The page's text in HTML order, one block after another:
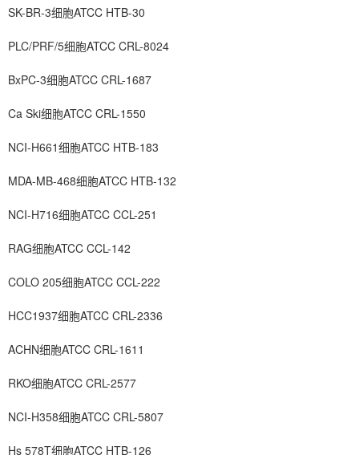
SK-BR-3细胞ATCC HTB-30
PLC/PRF/5细胞ATCC CRL-8024
BxPC-3细胞ATCC CRL-1687
Ca Ski细胞ATCC CRL-1550
NCI-H661细胞ATCC HTB-183
MDA-MB-468细胞ATCC HTB-132
NCI-H716细胞ATCC CCL-251
RAG细胞ATCC CCL-142
COLO 205细胞ATCC CCL-222
HCC1937细胞ATCC CRL-2336
ACHN细胞ATCC CRL-1611
RKO细胞ATCC CRL-2577
NCI-H358细胞ATCC CRL-5807
Hs 578T细胞ATCC HTB-126